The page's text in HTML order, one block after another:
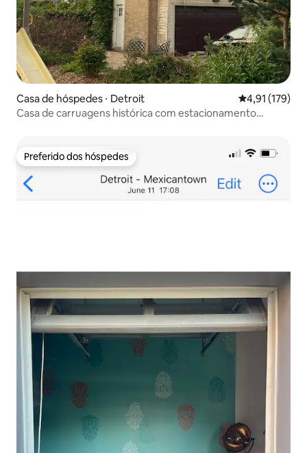
Casa de hóspedes ⋅ Detroit 4,91 de uma
4,91 (179)
Casa de carruagens histórica com estacionamento
Preferido dos hóspedes
Preferido dos hóspedes